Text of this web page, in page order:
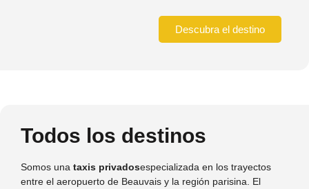
Descubra el destino
Todos los destinos
Somos una taxis privadosespecializada en los trayectos
entre el aeropuerto de Beauvais y la región parisina. El